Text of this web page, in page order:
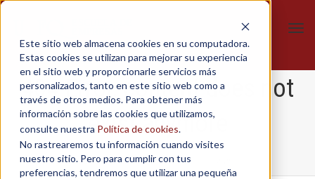
Este sitio web almacena cookies en su computadora.
Estas cookies se utilizan para mejorar su experiencia
en el sitio web y proporcionarle servicios más
personalizados, tanto en este sitio web como a
través de otros medios. Para obtener más
información sobre las cookies que utilizamos,
consulte nuestra Política de cookies.
No rastrearemos tu información cuando visites
nuestro sitio. Pero para cumplir con tus
preferencias, tendremos que utilizar una pequeña
404 Error, content does not
exist anymore
Home / 404 Error, content does not exist anymore